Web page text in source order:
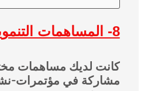
8- المساهمات التنموية
كانت لديك مساهمات
مشاركة في مؤتمرات-